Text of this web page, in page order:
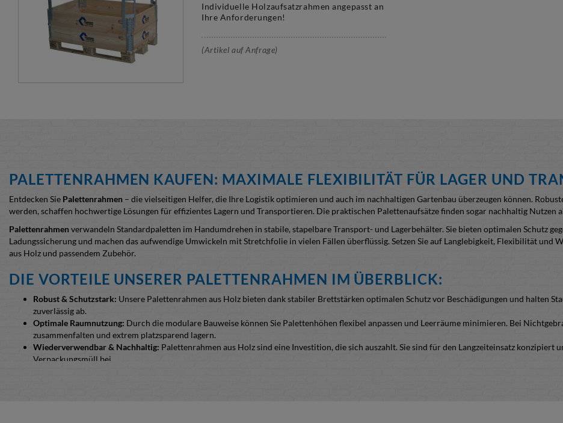
Individuelle Holzaufsatzrahmen angepasst an
Ihre Anforderungen!
(Artikel auf Anfrage)
PALETTENRAHMEN KAUFEN: MAXIMALE FLEXIBILITÄT FÜR LAGER UND
Entdecken Sie Palettenrahmen – die vielseitigen Helfer, die Ihre Logistik optimieren und auch im nachhaltigen Gartenbau überzeugen können.
werden, schaffen hochwertige Lösungen für effizientes Lagern und Transportieren. Die praktischen Palettenaufsätze finden sogar nachhaltig Nutzen
Palettenrahmen verwandeln Standardpaletten im Handumdrehen in stabile, stapelbare Transport- und Lagerbehälter. Sie bieten optimalen Schutz
Ladungssicherung und machen das aufwendige Umwickeln mit Stretchfolie in vielen Fällen überflüssig. Setzen Sie auf Langlebigkeit, Flexibilität
aus Holz und passendem Zubehör.
DIE VORTEILE UNSERER PALETTENRAHMEN IM ÜBERBLICK:
Robust & Schutzstark: Unsere Palettenrahmen aus Holz bieten dank stabiler Brettstärken optimalen Schutz vor Beschädigungen und halten
zuverlässig ab.
Optimale Raumnutzung: Durch die modulare Bauweise können Sie Palettenhöhen flexibel anpassen und Leerräume minimieren. Bei
zusammenfalten und extrem platzsparend lagern.
Wiederverwendbar & Nachhaltig: Palettenrahmen aus Holz sind eine Investition, die sich auszahlt. Sie sind für den Langzeiteinsatz konzipiert
Verpackungsmüll bei.